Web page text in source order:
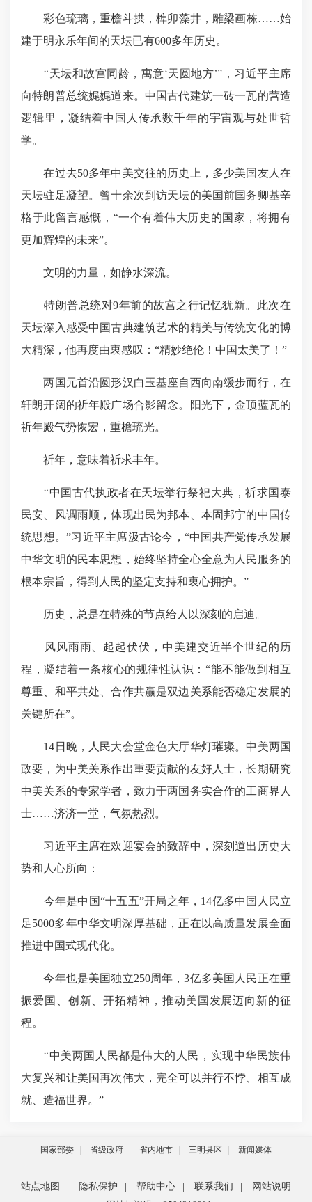
彩色琉璃，重檐斗拱，榫卯藻井，雕梁画栋……始
建于明永乐年间的天坛已有600多年历史。
“天坛和故宫同龄，寓意‘天圆地方’”，习近平主席
向特朗普总统娓娓道来。中国古代建筑一砖一瓦的营造
逻辑里，凝结着中国人传承数千年的宇宙观与处世哲
学。
在过去50多年中美交往的历史上，多少美国友人在
天坛驻足凝望。曾十余次到访天坛的美国前国务卿基辛
格于此留言感慨，“一个有着伟大历史的国家，将拥有
更加辉煌的未来”。
文明的力量，如静水深流。
特朗普总统对9年前的故宫之行记忆犹新。此次在
天坛深入感受中国古典建筑艺术的精美与传统文化的博
大精深，他再度由衷感叹：“精妙绝伦！中国太美了！”
两国元首沿圆形汉白玉基座自西向南缓步而行，在
轩朗开阔的祈年殿广场合影留念。阳光下，金顶蓝瓦的
祈年殿气势恢宏， 重檐琉光。
祈年，意味着祈求丰年。
“中国古代执政者在天坛举行祭祀大典，祈求国泰
民安、风调雨顺，体现出民为邦本、本固邦宁的中国传
统思想。”习近平主席汲古论今，“中国共产党传承发展
中华文明的民本思想，始终坚持全心全意为人民服务的
根本宗旨，得到人民的坚定支持和衷心拥护。”
历史，总是在特殊的节点给人以深刻的启迪。
风风雨雨、起起伏伏，中美建交近半个世纪的历
程，凝结着一条核心的规律性认识：“能不能做到相互
尊重、和平共处、合作共赢是双边关系能否稳定发展的
关键所在”。
14日晚，人民大会堂金色大厅华灯璀璨。中美两国
政要，为中美关系作出重要贡献的友好人士，长期研究
中美关系的专家学者，致力于两国务实合作的工商界人
士……济济一堂，气氛热烈。
习近平主席在欢迎宴会的致辞中，深刻道出历史大
势和人心所向：
今年是中国“十五五”开局之年，14亿多中国人民立
足5000多年中华文明深厚基础，正在以高质量发展全面
推进中国式现代化。
今年也是美国独立250周年，3亿多美国人民正在重
振爱国、创新、开拓精神，推动美国发展迈向新的征
程。
“中美两国人民都是伟大的人民，实现中华民族伟
大复兴和让美国再次伟大，完全可以并行不悖、相互成
就、造福世界。”
国家部委 省级政府 省内地市 三明县区 新闻媒体
站点地图 隐私保护 帮助中心 联系我们
网站说明